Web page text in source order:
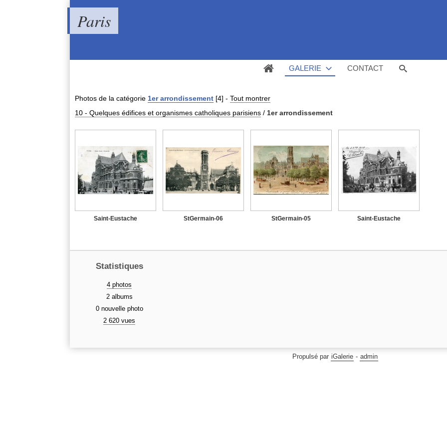
Paris
GALERIE CONTACT
Photos de la catégorie 1er arrondissement [4] - Tout montrer
10 - Quelques édifices et organismes catholiques parisiens / 1er arrondissement
Saint-Eustache StGermain-06 StGermain-05 Saint-Eustache
Statistiques
4 photos
2 albums
0 nouvelle photo
2 620 vues
Propulsé par iGalerie - admin